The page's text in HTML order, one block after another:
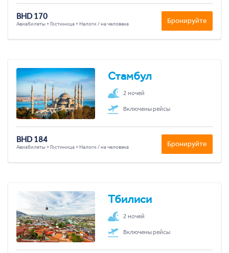
BHD 170
Авиабилеты + Гостиница + Налоги / на человека Бронируйте
Стамбул
2 ночей
Включены рейсы
BHD 184
Авиабилеты + Гостиница + Налоги / на человека Бронируйте
Тбилиси
2 ночей
Включены рейсы